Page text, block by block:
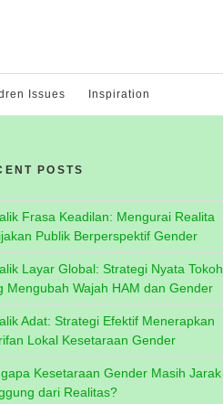
Issues Inspiration
POSTS
Frasa Keadilan: Mengurai Realita
Publik Berperspektif Gender
Layar Global: Strategi Nyata Tokoh
Mengubah Wajah HAM dan Gender
Adat: Strategi Efektif Menerapkan
Lokal Kesetaraan Gender
Kesetaraan Gender Masih Jarak
dari Realitas?